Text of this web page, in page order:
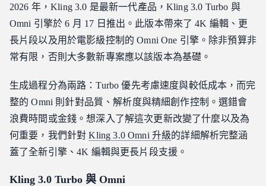
2026 年，Kling 3.0 是最新一代產品，Kling 3.0 Turbo 與
Omni 引擎於 6 月 17 日推出。此版本帶來了 4K 編輯、更
長片段以及用於電影級控制的 Omni One 引擎。除非預算非
常有限，否則大多數新專案應以該版本為基礎。
生成過程分為兩路：Turbo 優先考慮速度與較低成本，而完
整的 Omni 則針對品質、解析度與精細創作控制。選錯會
浪費時間或金錢。想深入了解這次更新改變了什麼以及為
何重要，我們針對Kling 3.0 Omni 升級的詳細解析完整涵
蓋了全新引擎、4K 編輯與更長片段支援。
Kling 3.0 Turbo 與 Omni